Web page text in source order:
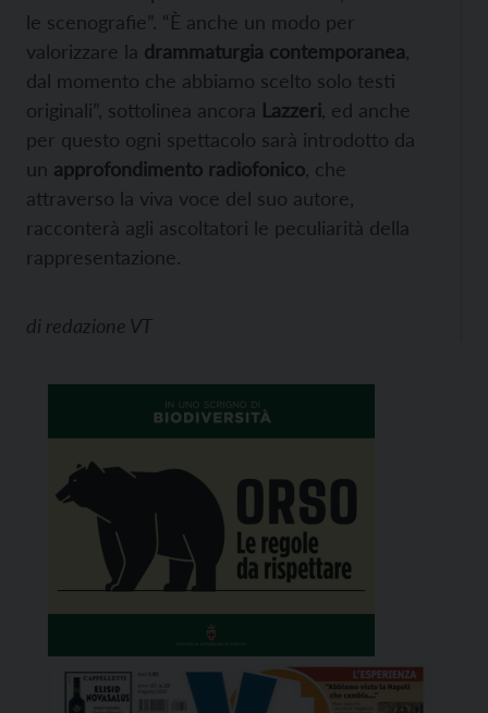
le scenografie”. “È anche un modo per
valorizzare la drammaturgia contemporanea
dal momento che abbiamo scelto solo testi
originali”, sottolinea ancora Lazzeri , ed anche
per questo ogni spettacolo sarà introdotto da
un approfondimento radiofonico , che
attraverso la viva voce del suo autore,
racconterà agli ascoltatori le peculiarità della
rappresentazione.
di redazione VT